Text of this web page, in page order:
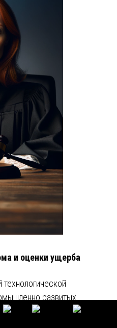
и оценки ущерба
развитых
…